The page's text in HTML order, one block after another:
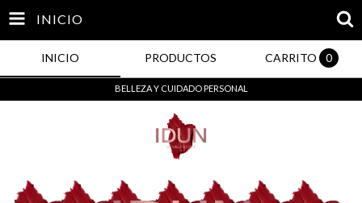
INICIO
INICIO PRODUCTOS CARRITO 0
BELLEZA Y CUIDADO PERSONAL